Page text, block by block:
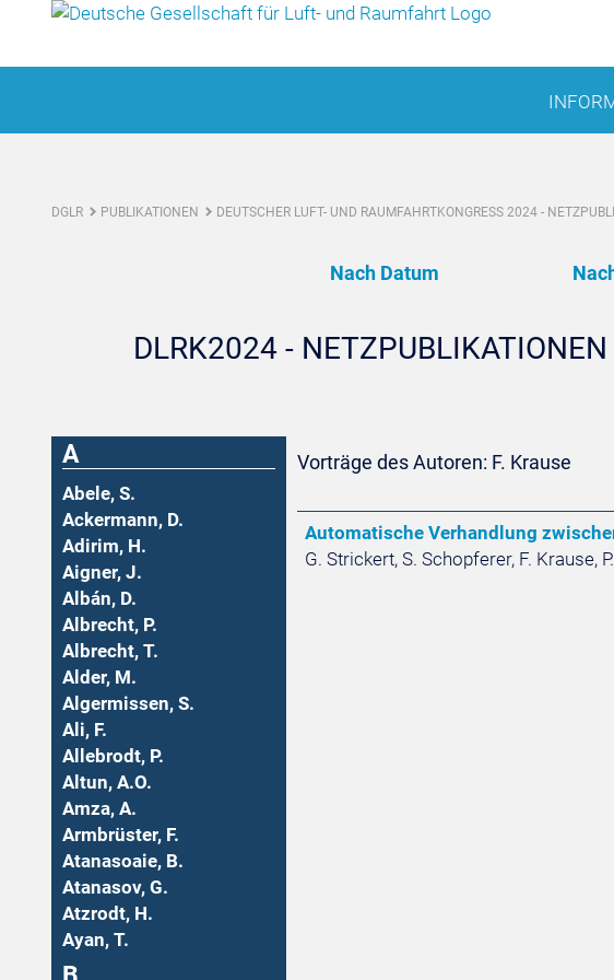
DGLR PUBLIKATIONEN DEUTSCHER LUFT- UND RAUMFAHRTKONGRESS 2024 -
Nach Datum
DLRK2024 -
A
Abele, S.
Ackermann, D.
Adirim, H.
Aigner, J.
Albán, D.
Albrecht, P.
Albrecht, T.
Alder, M.
Algermissen, S.
Ali, F.
Allebrodt, P.
Altun, A.O.
Amza, A.
Armbrüster, F.
Atanasoaie, B.
Atanasov, G.
Atzrodt, H.
Ayan, T.
Vorträge des Autoren: F. Krause
Automatische Verhandlung
G. Strickert, S. Schopferer, F. Krause,